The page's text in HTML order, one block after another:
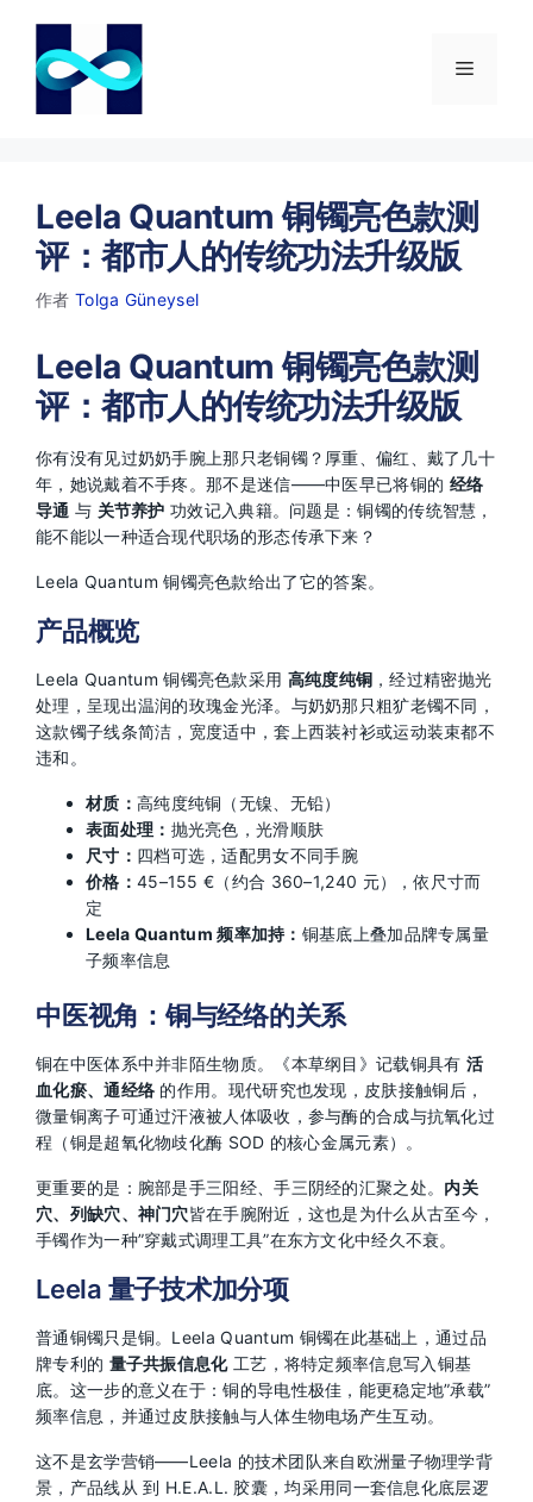
菜
Leela Quantum 铜镯亮色款测
评：都市人的传统功法升级版
作者 Tolga Güneysel
Leela Quantum 铜镯亮色款测
评：都市人的传统功法升级版
你有没有见过奶奶手腕上那只老铜镯？厚重、偏红、戴了几十
年，她说戴着不手疼。那不是迷信——中医早已将铜的 经络
导通 与 关节养护 功效记入典籍。问题是：铜镯的传统智慧，
能不能以一种适合现代职场的形态传承下来？
Leela Quantum 铜镯亮色款给出了它的答案。
产品概览
Leela Quantum 铜镯亮色款采用 高纯度纯铜 ，经过精密抛光
处理，呈现出温润的玫瑰金光泽。与奶奶那只粗犷老镯不同，
这款镯子线条简洁，宽度适中，套上西装衬衫或运动装束都不
违和。
材质： 高纯度纯铜（无镍、无铅）
表面处理： 抛光亮色，光滑顺肤
尺寸： 四档可选，适配男女不同手腕
价格： 45–155 €（约合 360–1,240 元），依尺寸而
定
Leela Quantum 频率加持： 铜基底上叠加品牌专属量
子频率信息
中医视角：铜与经络的关系
铜在中医体系中并非陌生物质。《本草纲目》记载铜具有 活
血化瘀、通经络 的作用。现代研究也发现，皮肤接触铜后，
微量铜离子可通过汗液被人体吸收，参与酶的合成与抗氧化过
程（铜是超氧化物歧化酶 SOD 的核心金属元素）。
更重要的是：腕部是手三阳经、手三阴经的汇聚之处。 内关
穴、列缺穴、神门穴皆在手腕附近，这也是为什么从古至今，
手镯作为一种”穿戴式调理工具”在东方文化中经久不衰。
Leela 量子技术加分项
普通铜镯只是铜。Leela Quantum 铜镯在此基础上，通过品
牌专利的 量子共振信息化工艺，将特定频率信息写入铜基
底。这一步的意义在于：铜的导电性极佳，能更稳定地”承载”
频率信息，并通过皮肤接触与人体生物电场产生互动。
这不是玄学营销——Leela 的技术团队来自欧洲量子物理学背
景，产品线从到 H.E.A.L. 胶囊，均采用同一套信息化底层逻